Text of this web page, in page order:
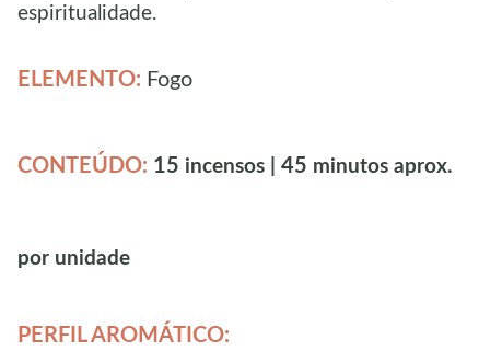
espiritualidade.
ELEMENTO: Fogo
CONTEÚDO: 15 incensos | 45 minutos aprox.
por unidade
PERFIL AROMÁTICO: